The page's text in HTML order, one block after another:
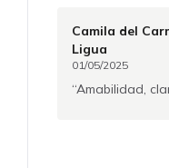
Si solicitas
favor adjunta
dosis y
medico legal.
Camila del
Ligua
01/05/2025
Amabilidad, claridad en el